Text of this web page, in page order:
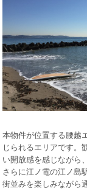
本物件が位置する腰越
じられるエリアです。
い開放感を感じながら
さらに江ノ電の江ノ島
街並みを楽しみながら